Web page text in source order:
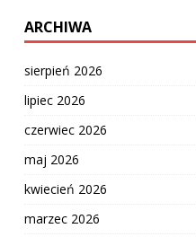
ARCHIWA
sierpień 2026
lipiec 2026
czerwiec 2026
maj 2026
kwiecień 2026
marzec 2026